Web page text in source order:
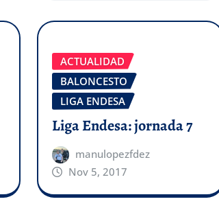
ACTUALIDAD
BALONCESTO
LIGA ENDESA
Liga Endesa: jornada 7
manulopezfdez
Nov 5, 2017